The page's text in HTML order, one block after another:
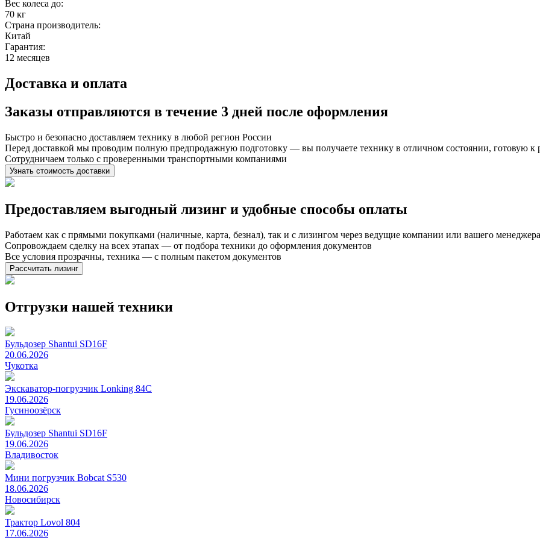
Вес колеса до:
70 кг
Страна производитель:
Китай
Гарантия:
12 месяцев
Доставка и оплата
Заказы отправляются в течение 3 дней после оформления
Быстро и безопасно доставляем технику в любой регион России
Перед доставкой мы проводим полную предпродажную подготовку — вы получаете технику в отличном состоянии, готовую к
Сотрудничаем только с проверенными транспортными компаниями
Узнать стоимость доставки
Предоставляем выгодный лизинг и удобные способы оплаты
Работаем как с прямыми покупками (наличные, карта, безнал), так и с лизингом через ведущие компании или вашего менеджера
Сопровождаем сделку на всех этапах — от подбора техники до оформления документов
Все условия прозрачны, техника — с полным пакетом документов
Рассчитать лизинг
Отгрузки нашей техники
Бульдозер Shantui SD16F
20.06.2026
Чукотка
Экскаватор-погрузчик Lonking 84C
19.06.2026
Гусиноозёрск
Бульдозер Shantui SD16F
19.06.2026
Владивосток
Мини погрузчик Bobcat S530
18.06.2026
Новосибирск
Трактор Lovol 804
17.06.2026